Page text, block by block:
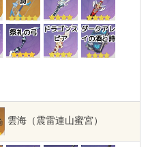
祭礼の弓
ドラゴンス
ピア
ダークアレ
イの酒と詩
雲海（震雷連山蜜宮）